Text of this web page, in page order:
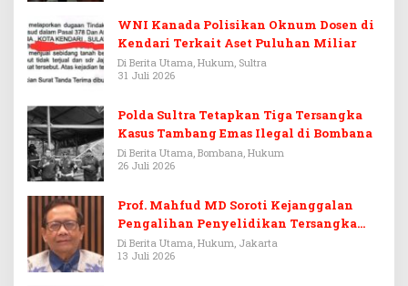
WNI Kanada Polisikan Oknum Dosen di
Kendari Terkait Aset Puluhan Miliar
Di Berita Utama, Hukum, Sultra
31 Juli 2026
Polda Sultra Tetapkan Tiga Tersangka
Kasus Tambang Emas Ilegal di Bombana
Di Berita Utama, Bombana, Hukum
26 Juli 2026
Prof. Mahfud MD Soroti Kejanggalan
Pengalihan Penyelidikan Tersangka
Febrie Adriansyah
Di Berita Utama, Hukum, Jakarta
13 Juli 2026